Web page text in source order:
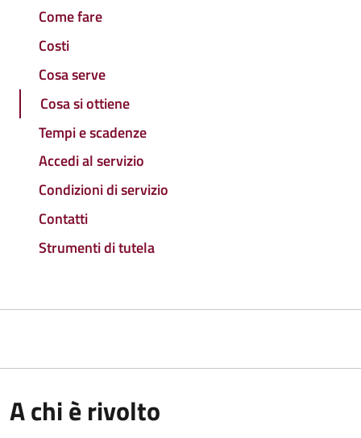
Come fare
Costi
Cosa serve
Cosa si ottiene
Tempi e scadenze
Accedi al servizio
Condizioni di servizio
Contatti
Strumenti di tutela
A chi è rivolto